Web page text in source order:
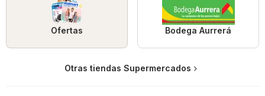
Ofertas Bodega Aurrerá
Otras tiendas Supermercados